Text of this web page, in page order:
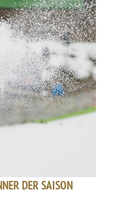
DER SAISON